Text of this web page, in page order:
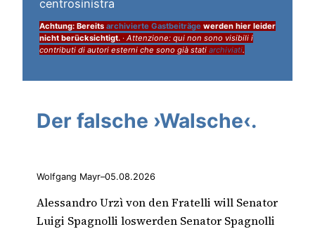
centrosinistra
Achtung: Bereits archivierte Gastbeiträge werden hier leider
nicht berücksichtigt. · Attenzione: qui non sono visibili i
contributi di autori esterni che sono già stati archiviati.
Der falsche ›Walsche‹.
Wolfgang Mayr–05.08.2026
Alessandro Urzì von den Fratelli will Senator
Luigi Spagnolli loswerden Senator Spagnolli